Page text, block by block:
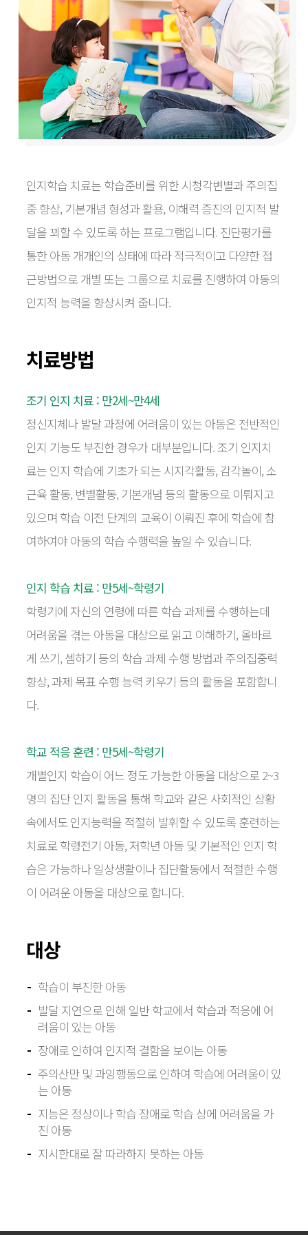
인지학습 치료는 학습준비를 위한 시청각변별과 주의집
중 향상, 기본개념 형성과 활용, 이해력 증진의 인지적 발
달을 꾀할 수 있도록 하는 프로그램입니다. 진단평가를
통한 아동개개인의 상태에 따라 적극적이고 다양한 접
근방법으로 개별 또는 그룹으로 치료를 진행하여 아동의
인지적 능력을 향상시켜 줍니다.
치료방법
조기 인지 치료 : 만2세~만4세
정신지체나 발달 과정에 어려움이 있는 아동은 전반적인
인지 기능도 부진한 경우가 대부분입니다. 조기 인지치
료는 인지 학습에 기초가 되는 시지각활동, 감각놀이, 소
근육 활동, 변별활동, 기본개념 등의 활동으로 이뤄지고
있으며 학습 이전 단계의 교육이 이뤄진 후에 학습에 참
여하여야 아동의 학습 수행력을 높일 수 있습니다.
인지 학습 치료 : 만5세~학령기
학령기에 자신의 연령에 따른 학습 과제를 수행하는데
어려움을 겪는 아동을 대상으로 읽고 이해하기, 올바르
게 쓰기, 셈하기 등의 학습 과제 수행 방법과 주의집중력
향상, 과제 목표 수행 능력 키우기 등의 활동을 포함합니
다.
학교 적응 훈련 : 만5세~학령기
개별인지 학습이 어느 정도 가능한 아동을 대상으로 2~3
명의 집단 인지 활동을 통해 학교와 같은 사회적인 상황
속에서도 인지능력을 적절히 발휘할 수 있도록 훈련하는
치료로 학령전기 아동,저학년 아동 및 기본적인 인지 학
습은 가능하나 일상생활이나 집단활동에서 적절한 수행
이 어려운 아동을 대상으로 합니다.
대상
학습이 부진한 아동
발달 지연으로 인해 일반 학교에서 학습과 적응에 어
려움이 있는 아동
장애로 인하여 인지적 결함을 보이는 아동
주의산만 및 과잉행동으로 인하여 학습에 어려움이 있
는 아동
지능은 정상이나 학습 장애로 학습 상에 어려움을 가
진 아동
지시한대로 잘 따라하지 못하는 아동